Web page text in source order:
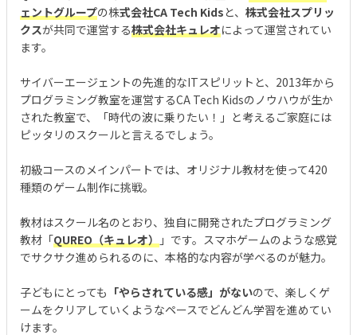
ェントグループの株式会社CA Tech Kids と、 株式会社スプリッ
クスが共同で運営する株式会社キュレオによって運営されてい
ます。
サイバーエージェントの先進的なITスピリットと、2013年から
プログラミング教室を運営するCA Tech Kidsのノウハウが生か
された教室で、「時代の波に乗りたい！」と考えるご家庭には
ピッタリのスクールと言えるでしょう。
初級コースのメインパートでは、オリジナル教材を使って420
種類のゲーム制作に挑戦。
教材はスクール名のとおり、独自に開発されたプログラミング
教材「QUREO（キュレオ）
」です。スマホゲームのような感覚
でサクサク進められるのに、本格的な内容が学べるのが魅力。
子どもにとっても 「やらされている感」がないので、楽しくゲ
ームをクリアしていくようなペースでどんどん学習を進めてい
けます。